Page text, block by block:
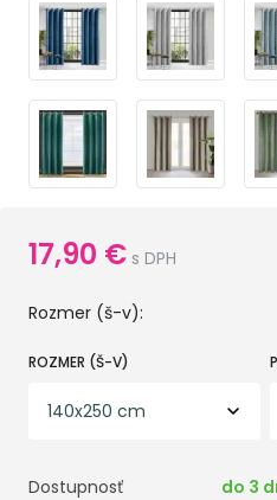
17,90 € s DPH
Rozmer (š-v):
ROZMER (Š-V)
Dostupnosť do 3